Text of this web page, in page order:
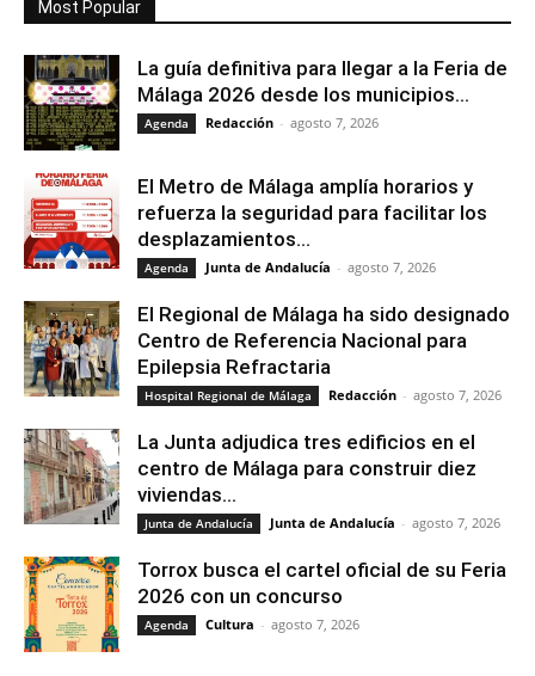
Most Popular
La guía definitiva para llegar a la Feria de
Málaga 2026 desde los municipios...
Agenda Redacción - agosto 7, 2026
El Metro de Málaga amplía horarios y
refuerza la seguridad para facilitar los
desplazamientos...
Agenda Junta de Andalucía - agosto 7, 2026
El Regional de Málaga ha sido designado
Centro de Referencia Nacional para
Epilepsia Refractaria
Hospital Regional de Málaga Redacción - agosto 7, 2026
La Junta adjudica tres edificios en el
centro de Málaga para construir diez
viviendas...
Junta de Andalucía Junta de Andalucía - agosto 7, 2026
Torrox busca el cartel oficial de su Feria
2026 con un concurso
Agenda Cultura - agosto 7, 2026